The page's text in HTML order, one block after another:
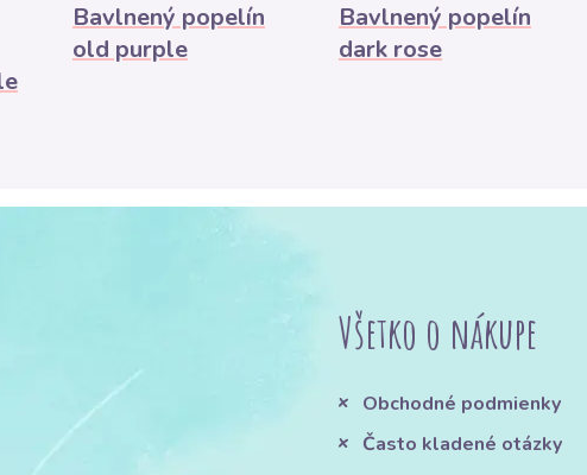
Bavlnený popelín
old purple
Bavlnený popelín
dark rose
Všetko o nákupe
Obchodné podmienky
Často kladené otázky